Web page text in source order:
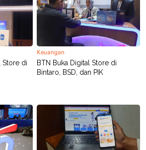
Store di
Keuangan
BTN Buka Digital Store di
Bintaro, BSD, dan PIK